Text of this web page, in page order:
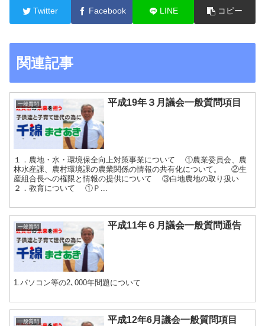
Twitter Facebook LINE コピー
関連記事
一般質問 平成19年３月議会一般質問項目
１．農地・水・環境保全向上対策事業について ①農業委員会、農
林水産課、農村環境課の農業関係の情報の共有化について。 ②生
産組合長への権限と情報の提供について ③白地農地の取り扱い
２．教育について ①Ｐ...
一般質問 平成11年６月議会一般質問通告
1.パソコン等の2､000年問題について
一般質問 平成12年6月議会一般質問項目